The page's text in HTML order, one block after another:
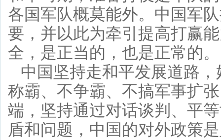
各国军队概莫能外。中国军
要，并以此为牵引提高打赢
全，是正当的，也是正常的。
中国坚持走和平发展道路
称霸、不争霸、不搞军事扩
端，坚持通过对话谈判、平
盾和问题，中国的对外政策